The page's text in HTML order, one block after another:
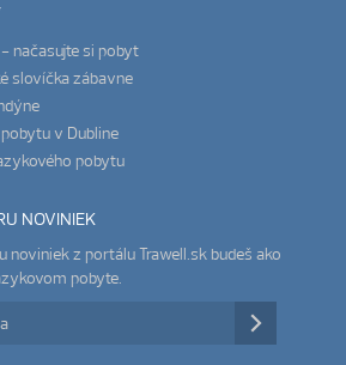
načasujte si pobyt
slovíčka zábavne
v Dubline
pobytu
NOVINIEK
noviniek z portálu Trawell.sk budeš ako
pobyte.